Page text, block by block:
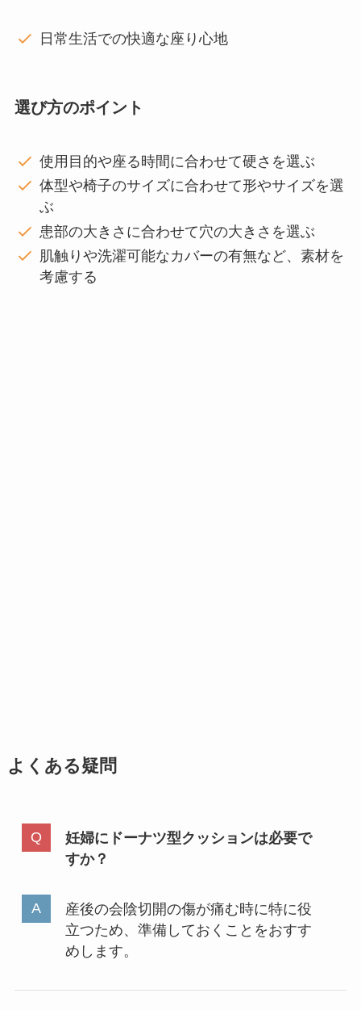
日常生活での快適な座り心地
選び方のポイント
使用目的や座る時間に合わせて硬さを選ぶ
体型や椅子のサイズに合わせて形やサイズを選
ぶ
患部の大きさに合わせて穴の大きさを選ぶ
肌触りや洗濯可能なカバーの有無など、素材を
考慮する
よくある疑問
妊婦にドーナツ型クッションは必要で
すか？
産後の会陰切開の傷が痛む時に特に役
立つため、準備しておくことをおすす
めします。